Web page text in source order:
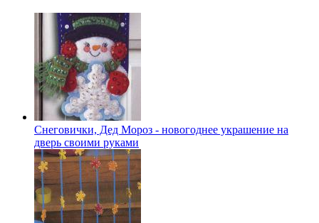
Снеговички, Дед Мороз - новогоднее украшение на
дверь своими руками